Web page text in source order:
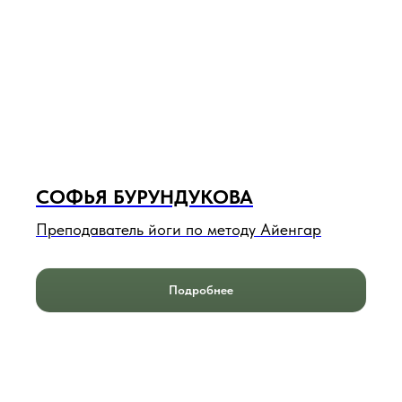
СОФЬЯ БУРУНДУКОВА
Преподаватель йоги по методу Айенгар
Подробнее